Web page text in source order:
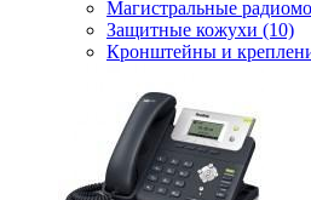
Магистральные
Защитные кожухи (10)
Кронштейны и